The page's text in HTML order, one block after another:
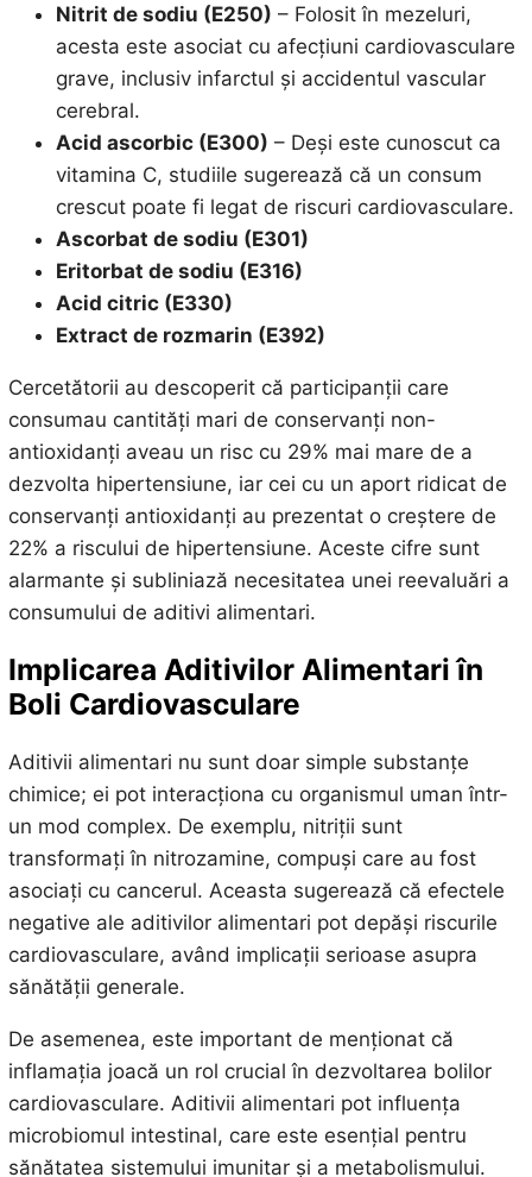
Nitrit de sodiu (E250) – Folosit în mezeluri,
acesta este asociat cu afecțiuni cardiovasculare
grave, inclusiv infarctul și accidentul vascular
cerebral.
Acid ascorbic (E300) – Deși este cunoscut ca
vitamina C, studiile sugerează că un consum
crescut poate fi legat de riscuri cardiovasculare.
Ascorbat de sodiu (E301)
Eritorbat de sodiu (E316)
Acid citric (E330)
Extract de rozmarin (E392)
Cercetătorii au descoperit că participanții care
consumau cantități mari de conservanți non-
antioxidanți aveau un risc cu 29% mai mare de a
dezvolta hipertensiune, iar cei cu un aport ridicat de
conservanți antioxidanți au prezentat o creștere de
22% a riscului de hipertensiune. Aceste cifre sunt
alarmante și subliniază necesitatea unei reevaluări a
consumului de aditivi alimentari.
Implicarea Aditivilor Alimentari în
Boli Cardiovasculare
Aditivii alimentari nu sunt doar simple substanțe
chimice; ei pot interacționa cu organismul uman într-
un mod complex. De exemplu, nitriții sunt
transformați în nitrozamine, compuși care au fost
asociați cu cancerul. Aceasta sugerează că efectele
negative ale aditivilor alimentari pot depăși riscurile
cardiovasculare, având implicații serioase asupra
sănătății generale.
De asemenea, este important de menționat că
inflamația joacă un rol crucial în dezvoltarea bolilor
cardiovasculare. Aditivii alimentari pot influența
microbiomul intestinal, care este esențial pentru
sănătatea sistemului imunitar și a metabolismului.